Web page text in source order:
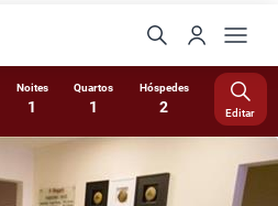
Noites
1
Quartos
1
Hóspedes
2 Editar